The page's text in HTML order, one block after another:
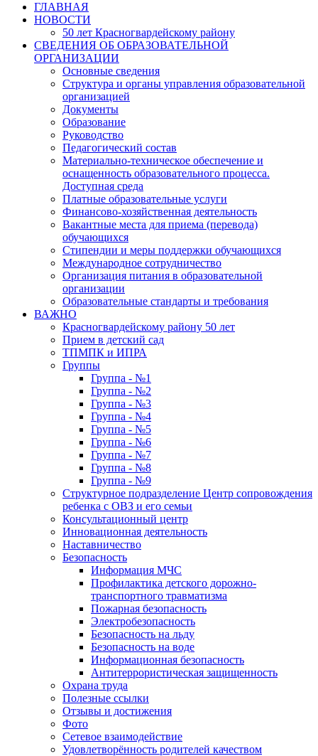
ГЛАВНАЯ
НОВОСТИ
50 лет Красногвардейскому району
СВЕДЕНИЯ ОБ ОБРАЗОВАТЕЛЬНОЙ
ОРГАНИЗАЦИИ
Основные сведения
Структура и органы управления образовательной
организацией
Документы
Образование
Руководство
Педагогический состав
Материально-техническое обеспечение и
оснащенность образовательного процесса.
Доступная среда
Платные образовательные услуги
Финансово-хозяйственная деятельность
Вакантные места для приема (перевода)
обучающихся
Стипендии и меры поддержки обучающихся
Международное сотрудничество
Организация питания в образовательной
организации
Образовательные стандарты и требования
ВАЖНО
Красногвардейскому району 50 лет
Прием в детский сад
ТПМПК и ИПРА
Группы
Группа - №1
Группа - №2
Группа - №3
Группа - №4
Группа - №5
Группа - №6
Группа - №7
Группа - №8
Группа - №9
Структурное подразделение Центр сопровождения
ребенка с ОВЗ и его семьи
Консультационный центр
Инновационная деятельность
Наставничество
Безопасность
Информация МЧС
Профилактика детского дорожно-
транспортного травматизма
Пожарная безопасность
Электробезопасность
Безопасность на льду
Безопасность на воде
Информационная безопасность
Антитеррористическая защищенность
Охрана труда
Полезные ссылки
Отзывы и достижения
Фото
Сетевое взаимодействие
Удовлетворённость родителей качеством